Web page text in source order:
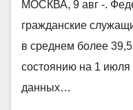
МОСКВА, 9 авг -.
гражданские
в среднем более
состоянию на 1 июля
данных…